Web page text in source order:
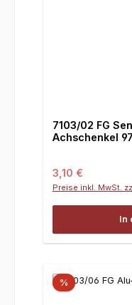
7103/02 FG
Achschenkel
Regulärer Preis:
3,10 €
Preise inkl. MwSt.
In
%